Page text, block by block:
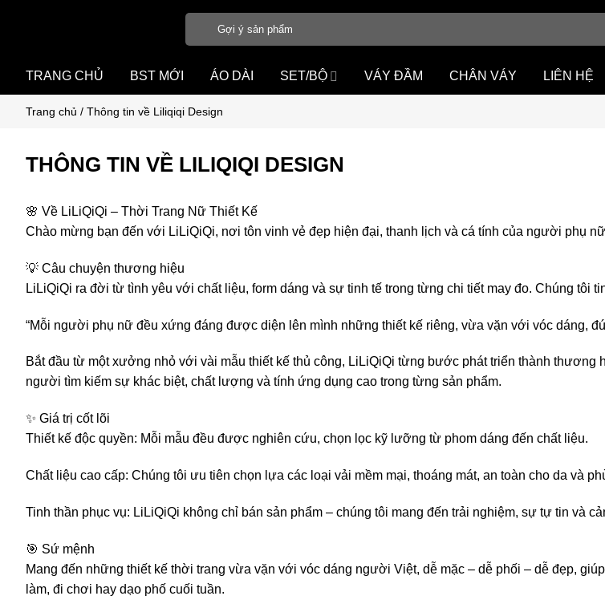
dung
Tìm
TRANG CHỦ BST MỚI ÁO DÀI SET/BỘ VÁY ĐẦM CHÂN VÁY LIÊN HỆ
Trang chủ / Thông tin về Liliqiqi Design
THÔNG TIN VỀ LILIQIQI DESIGN
🌸 Về LiLiQiQi – Thời Trang Nữ Thiết Kế
Chào mừng bạn đến với LiLiQiQi, nơi tôn vinh vẻ đẹp hiện đại, thanh lịch và cá tính của người phụ
💡 Câu chuyện thương hiệu
LiLiQiQi ra đời từ tình yêu với chất liệu, form dáng và sự tinh tế trong từng chi tiết may đo. Chúng tôi
“Mỗi người phụ nữ đều xứng đáng được diện lên mình những thiết kế riêng, vừa vặn với vóc dáng,
Bắt đầu từ một xưởng nhỏ với vài mẫu thiết kế thủ công, LiLiQiQi từng bước phát triển thành
người tìm kiếm sự khác biệt, chất lượng và tính ứng dụng cao trong từng sản phẩm.
✨ Giá trị cốt lõi
Thiết kế độc quyền: Mỗi mẫu đều được nghiên cứu, chọn lọc kỹ lưỡng từ phom dáng đến chất liệu.
Chất liệu cao cấp: Chúng tôi ưu tiên chọn lựa các loại vải mềm mại, thoáng mát, an toàn cho da và
Tinh thần phục vụ: LiLiQiQi không chỉ bán sản phẩm – chúng tôi mang đến trải nghiệm, sự tự tin và
🎯 Sứ mệnh
Mang đến những thiết kế thời trang vừa vặn với vóc dáng người Việt, dễ mặc – dễ phối – dễ đẹp,
làm, đi chơi hay dạo phố cuối tuần.